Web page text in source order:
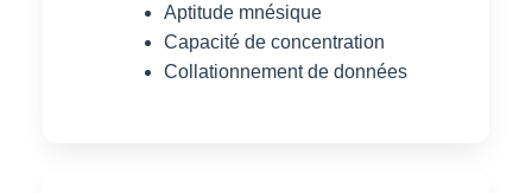
Aptitude mnésique
Capacité de concentration
Collationnement de données